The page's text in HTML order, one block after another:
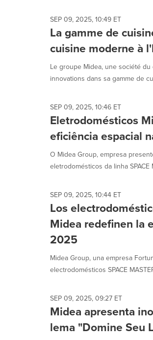
SEP 09, 2025, 10:49 ET
La gamme de
cuisine moderne à
Le groupe Midea, une société
innovations dans sa gamme de
SEP 09, 2025, 10:46 ET
Eletrodomésticos
eficiência espacial
O Midea Group, empresa
eletrodomésticos da linha SPACE
SEP 09, 2025, 10:44 ET
Los
Midea redefinen la
2025
Midea Group, una empresa
electrodomésticos SPACE
SEP 09, 2025, 09:27 ET
Midea apresenta
lema "Domine Seu